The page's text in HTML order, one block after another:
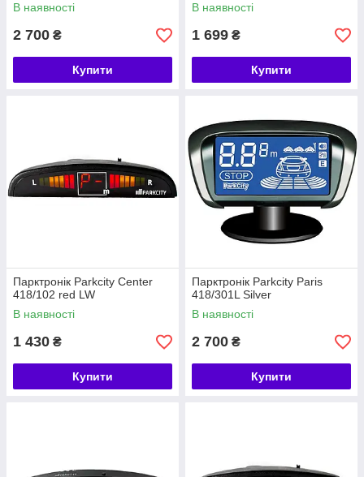
В наявності
2 700 ₴
Купити
В наявності
1 699 ₴
Купити
Парктронік Parkcity Center
418/102 red LW
В наявності
1 430 ₴
Купити
Парктронік Parkcity Paris
418/301L Silver
В наявності
2 700 ₴
Купити